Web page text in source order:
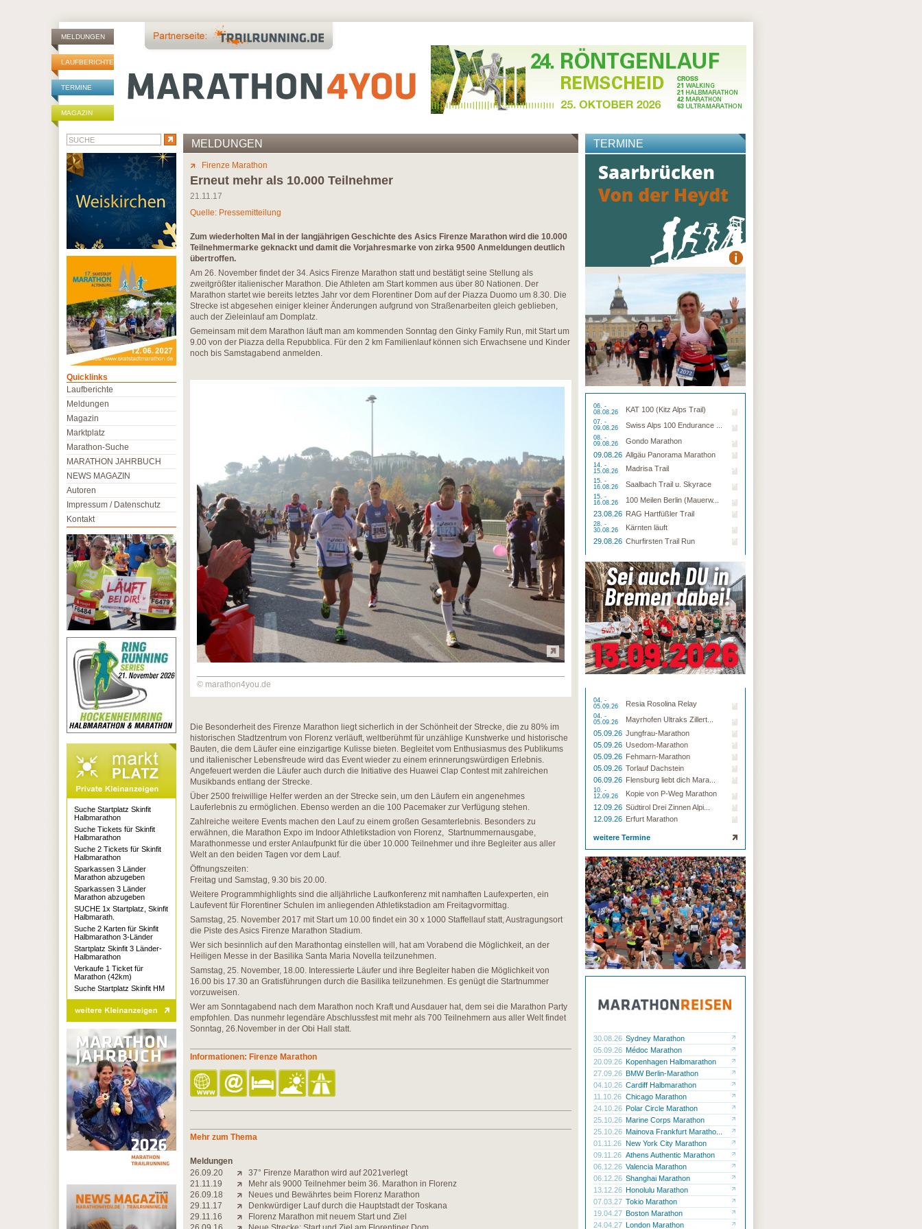
MELDUNGEN
LAUFBERICHTE
TERMINE
MAGAZIN
MELDUNGEN
Firenze Marathon
Erneut mehr als 10.000 Teilnehmer
21.11.17
Quelle: Pressemitteilung
Zum wiederholten Mal in der langjährigen Geschichte des Asics Firenze Marathon wird die 10.000
Teilnehmermarke geknackt und damit die Vorjahresmarke von zirka 9500 Anmeldungen deutlich
übertroffen.
Am 26. November findet der 34. Asics Firenze Marathon statt und bestätigt seine Stellung als
zweitgrößter italienischer Marathon. Die Athleten am Start kommen aus über 80 Nationen. Der
Marathon startet wie bereits letztes Jahr vor dem Florentiner Dom auf der Piazza Duomo um 8.30. Die
Strecke ist abgesehen einiger kleiner Änderungen aufgrund von Straßenarbeiten gleich geblieben,
auch der Zieleinlauf am Domplatz.
Gemeinsam mit dem Marathon läuft man am kommenden Sonntag den Ginky Family Run, mit Start um
9.00 von der Piazza della Repubblica. Für den 2 km Familienlauf können sich Erwachsene und Kinder
noch bis Samstagabend anmelden.
© marathon4you.de
Die Besonderheit des Firenze Marathon liegt sicherlich in der Schönheit der Strecke, die zu 80% im
historischen Stadtzentrum von Florenz verläuft, weltberühmt für unzählige Kunstwerke und historische
Bauten, die dem Läufer eine einzigartige Kulisse bieten. Begleitet vom Enthusiasmus des Publikums
und italienischer Lebensfreude wird das Event wieder zu einem erinnerungswürdigen Erlebnis.
Angefeuert werden die Läufer auch durch die Initiative des Huawei Clap Contest mit zahlreichen
Musikbands entlang der Strecke.
Über 2500 freiwillige Helfer werden an der Strecke sein, um den Läufern ein angenehmes
Lauferlebnis zu ermöglichen. Ebenso werden an die 100 Pacemaker zur Verfügung stehen.
Zahlreiche weitere Events machen den Lauf zu einem großen Gesamterlebnis. Besonders zu
erwähnen, die Marathon Expo im Indoor Athletikstadion von Florenz, Startnummernausgabe,
Marathonmesse und erster Anlaufpunkt für die über 10.000 Teilnehmer und ihre Begleiter aus aller
Welt an den beiden Tagen vor dem Lauf.
Öffnungszeiten:
Freitag und Samstag, 9.30 bis 20.00.
Weitere Programmhighlights sind die alljährliche Laufkonferenz mit namhaften Laufexperten, ein
Laufevent für Florentiner Schulen im anliegenden Athletikstadion am Freitagvormittag.
Samstag, 25. November 2017 mit Start um 10.00 findet ein 30 x 1000 Staffellauf statt, Austragungsort
die Piste des Asics Firenze Marathon Stadium.
Wer sich besinnlich auf den Marathontag einstellen will, hat am Vorabend die Möglichkeit, an der
Heiligen Messe in der Basilika Santa Maria Novella teilzunehmen.
Samstag, 25. November, 18.00. Interessierte Läufer und ihre Begleiter haben die Möglichkeit von
16.00 bis 17.30 an Gratisführungen durch die Basilika teilzunehmen. Es genügt die Startnummer
vorzuweisen.
Wer am Sonntagabend nach dem Marathon noch Kraft und Ausdauer hat, dem sei die Marathon Party
empfohlen. Das nunmehr legendäre Abschlussfest mit mehr als 700 Teilnehmern aus aller Welt findet
Sonntag, 26.November in der Obi Hall statt.
Informationen: Firenze Marathon
Mehr zum Thema
Meldungen
26.09.20
37° Firenze Marathon wird auf 2021verlegt
21.11.19
Mehr als 9000 Teilnehmer beim 36. Marathon in Florenz
26.09.18
Neues und Bewährtes beim Florenz Marathon
29.11.17
Denkwürdiger Lauf durch die Hauptstadt der Toskana
29.11.16
Florenz Marathon mit neuem Start und Ziel
TERMINE
06. -
08.08.26
KAT 100 (Kitz Alps Trail)
07. -
09.08.26
Swiss Alps 100 Endurance ...
08. -
09.08.26
Gondo Marathon
09.08.26 Allgäu Panorama Marathon
14. -
15.08.26
Madrisa Trail
15. -
16.08.26
Saalbach Trail u. Skyrace
15. -
16.08.26
100 Meilen Berlin (Mauerw...
23.08.26 RAG Hartfüßler Trail
28. -
30.08.26
Kärnten läuft
29.08.26 Churfirsten Trail Run
04. -
05.09.26
Resia Rosolina Relay
04. -
05.09.26
Mayrhofen Ultraks Zillert...
05.09.26 Jungfrau-Marathon
05.09.26 Usedom-Marathon
05.09.26 Fehmarn-Marathon
05.09.26 Torlauf Dachstein
06.09.26 Flensburg liebt dich Mara...
10. -
12.09.26
Kopie von P-Weg Marathon
12.09.26 Südtirol Drei Zinnen Alpi...
12.09.26 Erfurt Marathon
weitere Termine
30.08.26 Sydney Marathon
05.09.26 Médoc Marathon
20.09.26 Kopenhagen Halbmarathon
27.09.26 BMW Berlin-Marathon
04.10.26 Cardiff Halbmarathon
11.10.26 Chicago Marathon
24.10.26 Polar Circle Marathon
25.10.26 Marine Corps Marathon
25.10.26 Mainova Frankfurt Maratho...
01.11.26 New York City Marathon
09.11.26 Athens Authentic Marathon
06.12.26 Valencia Marathon
06.12.26 Shanghai Marathon
13.12.26 Honolulu Marathon
07.03.27 Tokio Marathon
19.04.27 Boston Marathon
24.04.27 London Marathon
Quicklinks
Laufberichte
Meldungen
Magazin
Marktplatz
Marathon-Suche
MARATHON JAHRBUCH
NEWS MAGAZIN
Autoren
Impressum / Datenschutz
Kontakt
Suche Startplatz Skinfit
Halbmarathon
Suche Tickets für Skinfit
Halbmarathon
Suche 2 Tickets für Skinfit
Halbmarathon
Sparkassen 3 Länder
Marathon abzugeben
Sparkassen 3 Länder
Marathon abzugeben
SUCHE 1x Startplatz, Skinfit
Halbmarath.
Suche 2 Karten für Skinfit
Halbmarathon 3-Länder
Startplatz Skinfit 3 Länder-
Halbmarathon
Verkaufe 1 Ticket für
Marathon (42km)
Suche Startplatz Skinfit HM